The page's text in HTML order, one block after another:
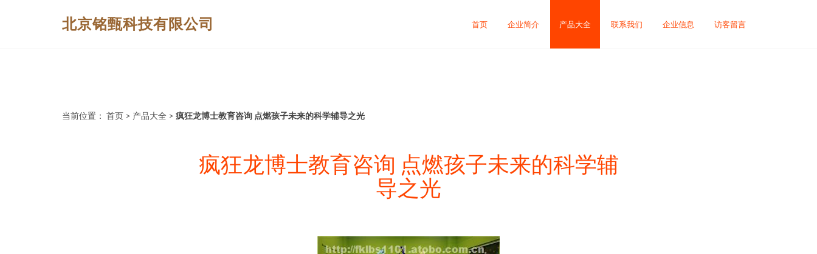
北京铭甄科技有限公司 首页 企业简介 产品大全 联系我们 企业信息 访客留言
当前位置： 首页 > 产品大全 > 疯狂龙博士教育咨询 点燃孩子未来的科学辅导之光
疯狂龙博士教育咨询 点燃孩子未来的科学辅
导之光